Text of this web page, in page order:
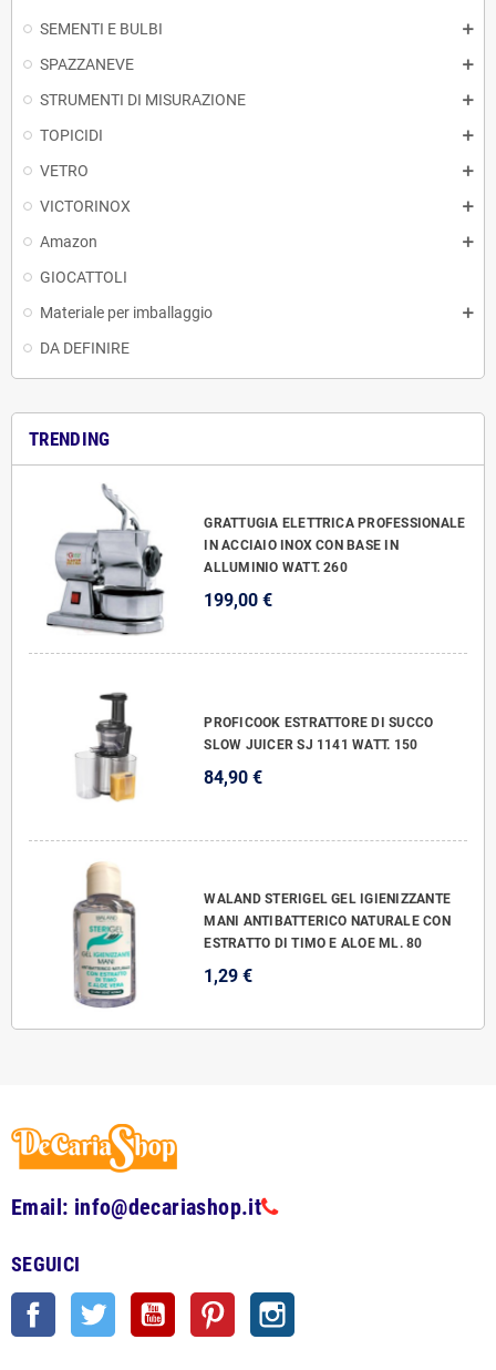
SEMENTI E BULBI
SPAZZANEVE
STRUMENTI DI MISURAZIONE
TOPICIDI
VETRO
VICTORINOX
Amazon
GIOCATTOLI
Materiale per imballaggio
DA DEFINIRE
TRENDING
GRATTUGIA ELETTRICA PROFESSIONALE
IN ACCIAIO INOX CON BASE IN
ALLUMINIO WATT. 260
199,00 €
PROFICOOK ESTRATTORE DI SUCCO
SLOW JUICER SJ 1141 WATT. 150
84,90 €
WALAND STERIGEL GEL IGIENIZZANTE
MANI ANTIBATTERICO NATURALE CON
ESTRATTO DI TIMO E ALOE ML. 80
1,29 €
Email: info@decariashop.it
SEGUICI
Facebook Twitter YouTube Pinterest